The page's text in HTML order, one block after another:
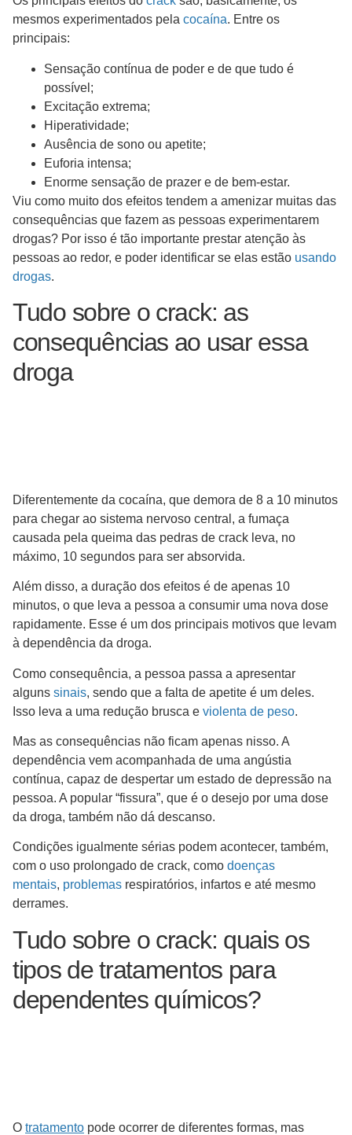
mesmos experimentados pela cocaína. Entre os
principais:
Sensação contínua de poder e de que tudo é
possível;
Excitação extrema;
Hiperatividade;
Ausência de sono ou apetite;
Euforia intensa;
Enorme sensação de prazer e de bem-estar.
Viu como muito dos efeitos tendem a amenizar muitas das
consequências que fazem as pessoas experimentarem
drogas? Por isso é tão importante prestar atenção às
pessoas ao redor, e poder identificar se elas estão usando
drogas.
Tudo sobre o crack: as
consequências ao usar essa
droga
Diferentemente da cocaína, que demora de 8 a 10 minutos
para chegar ao sistema nervoso central, a fumaça
causada pela queima das pedras de crack leva, no
máximo, 10 segundos para ser absorvida.
Além disso, a duração dos efeitos é de apenas 10
minutos, o que leva a pessoa a consumir uma nova dose
rapidamente. Esse é um dos principais motivos que levam
à dependência da droga.
Como consequência, a pessoa passa a apresentar
alguns sinais, sendo que a falta de apetite é um deles.
Isso leva a uma redução brusca e violenta de peso.
Mas as consequências não ficam apenas nisso. A
dependência vem acompanhada de uma angústia
contínua, capaz de despertar um estado de depressão na
pessoa. A popular “fissura”, que é o desejo por uma dose
da droga, também não dá descanso.
Condições igualmente sérias podem acontecer, também,
com o uso prolongado de crack, como doenças
mentais, problemas respiratórios, infartos e até mesmo
derrames.
Tudo sobre o crack: quais os
tipos de tratamentos para
dependentes químicos?
O tratamento pode ocorrer de diferentes formas, mas